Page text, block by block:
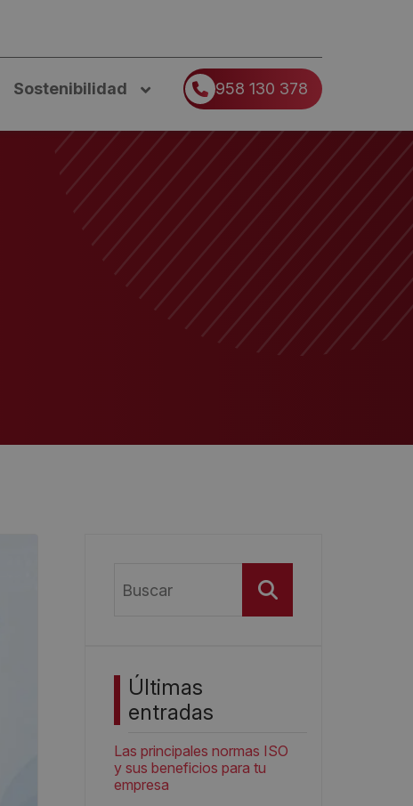
Sostenibilidad 958 130 378
Buscar
Últimas
entradas
Las principales normas ISO
y sus beneficios para tu
empresa